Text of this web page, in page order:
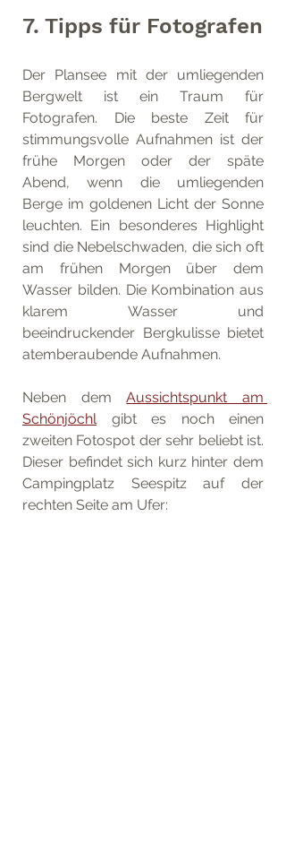
7. Tipps für Fotografen
Der Plansee mit der umliegenden
Bergwelt ist ein Traum für
Fotografen. Die beste Zeit für
stimmungsvolle Aufnahmen ist der
frühe Morgen oder der späte
Abend, wenn die umliegenden
Berge im goldenen Licht der Sonne
leuchten. Ein besonderes Highlight
sind die Nebelschwaden, die sich oft
am frühen Morgen über dem
Wasser bilden. Die Kombination aus
klarem Wasser und
beeindruckender Bergkulisse bietet
atemberaubende Aufnahmen.
Neben dem Aussichtspunkt am
Schönjöchl gibt es noch einen
zweiten Fotospot der sehr beliebt ist.
Dieser befindet sich kurz hinter dem
Campingplatz Seespitz auf der
rechten Seite am Ufer: